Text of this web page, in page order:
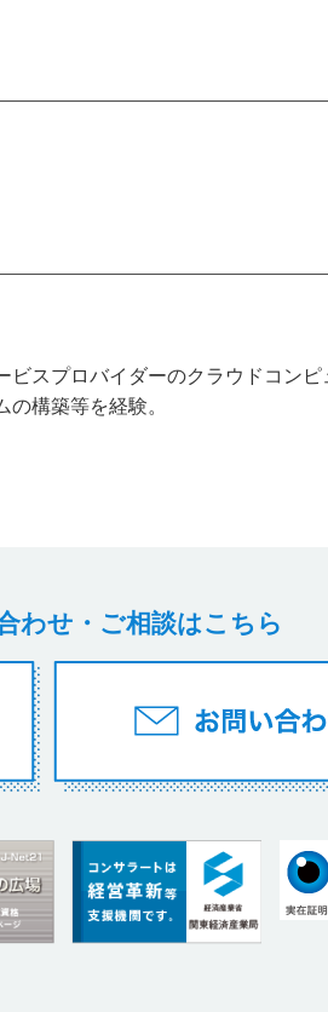
スプロバイダーのクラウドコン
構築等を経験。
わせ・ご相談はこちら